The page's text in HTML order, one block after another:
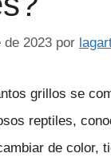
de 2023 por
grillos se
reptiles,
de color,